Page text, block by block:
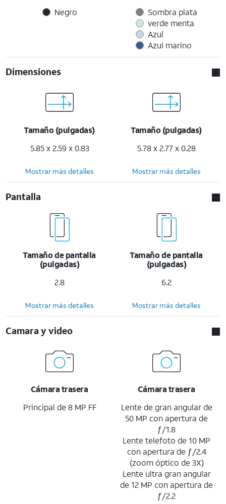
Negro
Sombra plata
verde menta
Azul
Azul marino
Dimensiones
Tamaño (pulgadas)
5.85 x 2.59 x 0.83
Tamaño (pulgadas)
5.78 x 2.77 x 0.28
Mostrar más detalles Mostrar más detalles
Pantalla
Tamaño de pantalla
(pulgadas)
2.8
Tamaño de pantalla
(pulgadas)
6.2
Mostrar más detalles Mostrar más detalles
Camara y video
Cámara trasera
Principal de 8 MP FF
Cámara trasera
Lente de gran angular de
50 MP con apertura de
ƒ/1.8
Lente telefoto de 10 MP
con apertura de ƒ/2.4
(zoom óptico de 3X)
Lente ultra gran angular
de 12 MP con apertura de
ƒ/2.2